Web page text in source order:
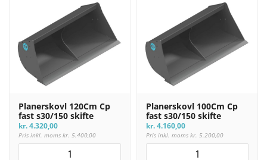
Planerskovl 120Cm Cp
fast s30/150 skifte
kr.4.320,00
Pris inkl. moms kr. 5.400,00
Planerskovl 100Cm Cp
fast s30/150 skifte
kr.4.160,00
Pris inkl. moms kr. 5.200,00